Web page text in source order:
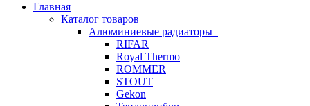
Главная
Каталог товаров
Алюминиевые радиаторы
RIFAR
Royal Thermo
ROMMER
STOUT
Gekon